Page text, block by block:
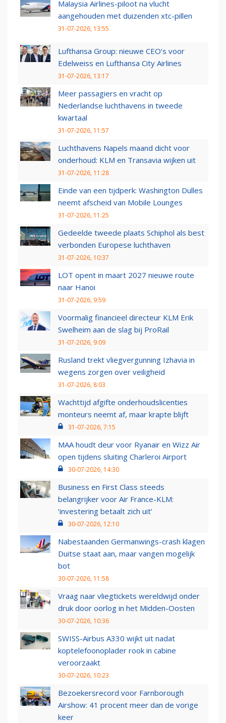
Malaysia Airlines-piloot na vlucht
aangehouden met duizenden xtc-pillen
31-07-2026, 13:55
Lufthansa Group: nieuwe CEO’s voor
Edelweiss en Lufthansa City Airlines
31-07-2026, 13:17
Meer passagiers en vracht op
Nederlandse luchthavens in tweede
kwartaal
31-07-2026, 11:57
Luchthavens Napels maand dicht voor
onderhoud: KLM en Transavia wijken uit
31-07-2026, 11:28
Einde van een tijdperk: Washington Dulles
neemt afscheid van Mobile Lounges
31-07-2026, 11:25
Gedeelde tweede plaats Schiphol als best
verbonden Europese luchthaven
31-07-2026, 10:37
LOT opent in maart 2027 nieuwe route
naar Hanoi
31-07-2026, 9:59
Voormalig financieel directeur KLM Erik
Swelheim aan de slag bij ProRail
31-07-2026, 9:09
Rusland trekt vliegvergunning Izhavia in
wegens zorgen over veiligheid
31-07-2026, 8:03
Wachttijd afgifte onderhoudslicenties
monteurs neemt af, maar krapte blijft
31-07-2026, 7:15
MAA houdt deur voor Ryanair en Wizz Air
open tijdens sluiting Charleroi Airport
30-07-2026, 14:30
Business en First Class steeds
belangrijker voor Air France-KLM:
‘investering betaalt zich uit’
30-07-2026, 12:10
Nabestaanden Germanwings-crash klagen
Duitse staat aan, maar vangen mogelijk
bot
30-07-2026, 11:58
Vraag naar vliegtickets wereldwijd onder
druk door oorlog in het Midden-Oosten
30-07-2026, 10:36
SWISS-Airbus A330 wijkt uit nadat
koptelefoonoplader rook in cabine
veroorzaakt
30-07-2026, 10:23
Bezoekersrecord voor Farnborough
Airshow: 41 procent meer dan de vorige
keer